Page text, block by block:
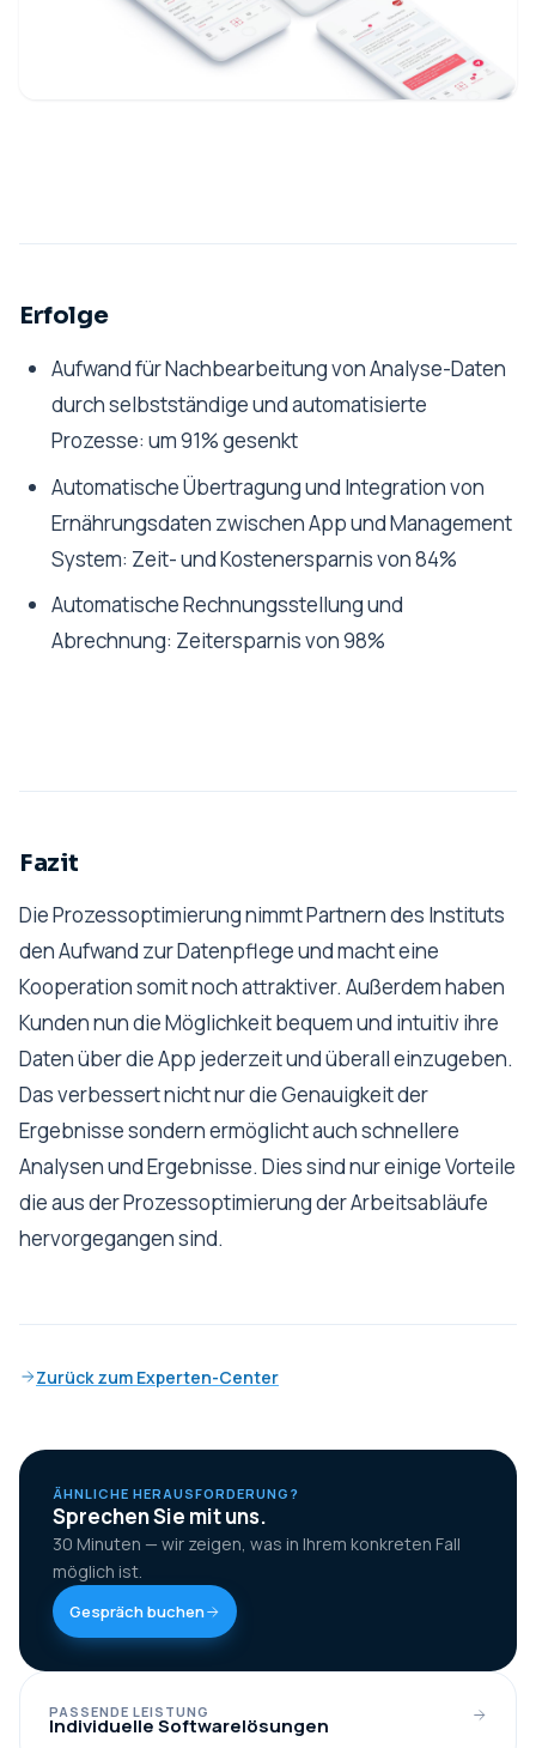
Erfolge
Aufwand für Nachbearbeitung von Analyse-Daten
durch selbstständige und automatisierte
Prozesse:um 91% gesenkt
Automatische Übertragung und Integration von
Ernährungsdaten zwischen App und Management
System: Zeit- und Kostenersparnis von 84%
Automatische Rechnungsstellung und
Abrechnung: Zeitersparnis von 98%
Fazit
Die Prozessoptimierung nimmt Partnern des Instituts
den Aufwand zur Datenpflege und macht eine
Kooperation somit noch attraktiver. Außerdem haben
Kunden nun die Möglichkeit bequem und intuitiv ihre
Daten über die App jederzeit und überall einzugeben.
Das verbessert nicht nur die Genauigkeit der
Ergebnisse sondern ermöglicht auch schnellere
Analysen und Ergebnisse. Dies sind nur einige Vorteile
die aus der Prozessoptimierung der Arbeitsabläufe
hervorgegangen sind.
Zurück zum Experten-Center
ÄHNLICHE HERAUSFORDERUNG?
Sprechen Sie mit uns.
30 Minuten — wir zeigen, was in Ihrem konkreten Fall
möglich ist.
Gespräch buchen
PASSENDE LEISTUNG
Individuelle Softwarelösungen